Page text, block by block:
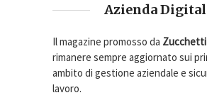
Azienda
Il magazine promosso da Zucchetti
rimanere sempre aggiornato sui
ambito di gestione aziendale e
lavoro.